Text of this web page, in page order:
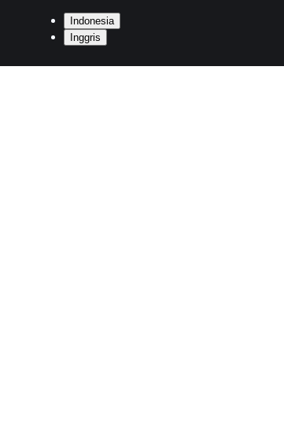
Indonesia
Inggris